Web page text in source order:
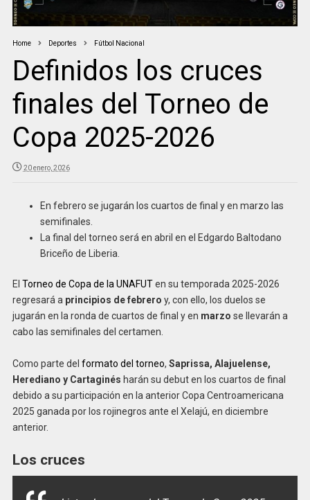
Home Deportes Fútbol Nacional
Definidos los cruces
finales del Torneo de
Copa 2025-2026
20 enero, 2026
En febrero se jugarán los cuartos de final y en marzo las
semifinales.
La final del torneo será en abril en el Edgardo Baltodano
Briceño de Liberia.
El Torneo de Copa de la UNAFUTen su temporada 2025-2026
regresará a principios de febrero y, con ello, los duelos se
jugarán en la ronda de cuartos de final y en marzo se llevarán a
cabo las semifinales del certamen.
Como parte del formato del torneo, Saprissa, Alajuelense,
Herediano y Cartaginés harán su debut en los cuartos de final
debido a su participación en la anterior Copa Centroamericana
2025 ganada por los rojinegros ante el Xelajú, en diciembre
anterior.
Los cruces